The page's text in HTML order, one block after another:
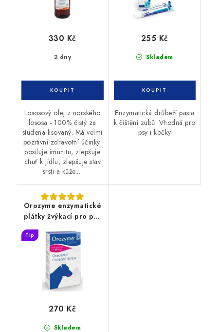
2 dny
330 Kč
Lososový olej z norského
lososa - 100% čistý za
studena lisovaný. Má velmi
pozitivní zdravotní účinky:
posiluje imunitu, zlepšuje
chuť k jídlu, zlepšuje stav
srsti a kůže....
Skladem
255 Kč
Enzymatická drůbeží pasta
k čištění zubů. Vhodná pro
psy i kočky
Orozyme enzymatické
plátky žvýkací pro psy
Tip
Skladem
270 Kč